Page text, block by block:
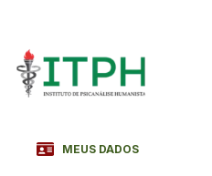
MEUS DADOS